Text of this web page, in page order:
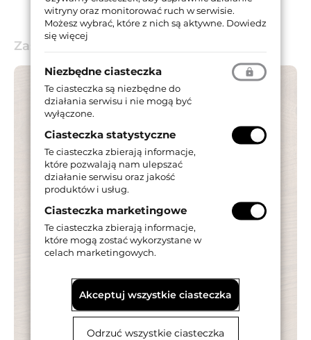
Zastosowanie
witryny oraz monitorować ruch w serwisie.
Możesz wybrać, które z nich są aktywne. Dowiedz
się więcej
Niezbędne ciasteczka
Te ciasteczka są niezbędne do
działania serwisu i nie mogą być
wyłączone.
Ciasteczka statystyczne
Te ciasteczka zbierają informacje,
które pozwalają nam ulepszać
działanie serwisu oraz jakość
produktów i usług.
Ciasteczka marketingowe
Te ciasteczka zbierają informacje,
które mogą zostać wykorzystane w
celach marketingowych.
Akceptuj wszystkie ciasteczka
Odrzuć wszystkie ciasteczka